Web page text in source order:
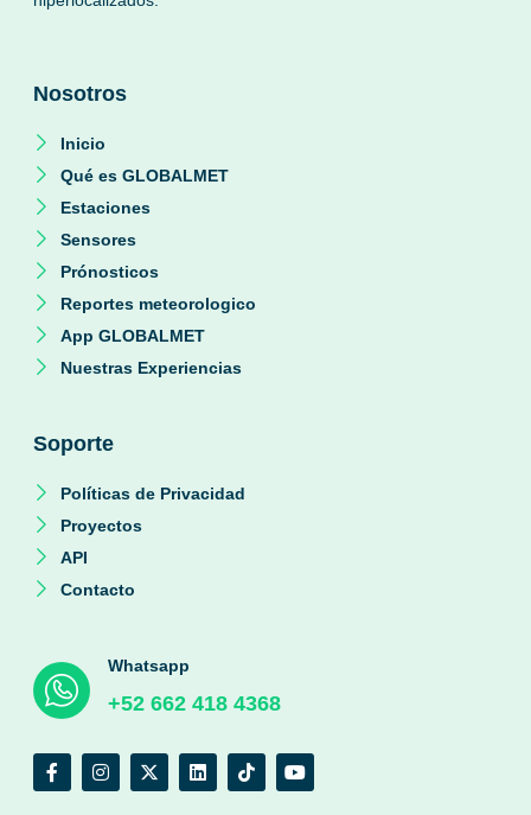
Nosotros
Inicio
Qué es GLOBALMET
Estaciones
Sensores
Prónosticos
Reportes meteorologico
App GLOBALMET
Nuestras Experiencias
Soporte
Políticas de Privacidad
Proyectos
API
Contacto
Whatsapp
+52 662 418 4368